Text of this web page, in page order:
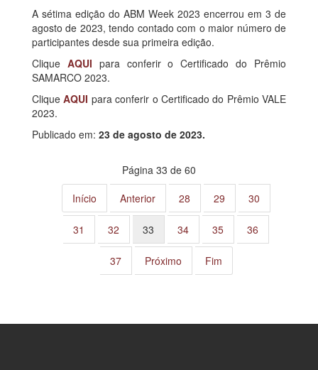
A sétima edição do ABM Week 2023 encerrou em 3 de
agosto de 2023, tendo contado com o maior número de
participantes desde sua primeira edição.
Clique AQUI para conferir o Certificado do Prêmio
SAMARCO 2023.
CliqueAQUI para conferir o Certificado do Prêmio VALE
2023.
Publicado em: 23 de agosto de 2023.
Página 33 de 60
Início
Anterior 28 29 30
31 32 33 34 35 36
37 Próximo Fim